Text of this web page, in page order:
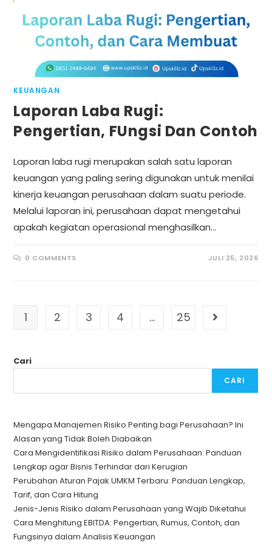
KEUANGAN
Laporan Laba Rugi:
Pengertian, FUngsi Dan Contoh
Laporan laba rugi merupakan salah satu laporan
keuangan yang paling sering digunakan untuk menilai
kinerja keuangan perusahaan dalam suatu periode.
Melalui laporan ini, perusahaan dapat mengetahui
apakah kegiatan operasional menghasilkan…
0 COMMENTS JULI 25, 2026
1 2 3 4 … 25 Go to the
Cari
CARI
Mengapa Manajemen Risiko Penting bagi Perusahaan? Ini
Alasan yang Tidak Boleh Diabaikan
Cara Mengidentifikasi Risiko dalam Perusahaan: Panduan
Lengkap agar Bisnis Terhindar dari Kerugian
Perubahan Aturan Pajak UMKM Terbaru: Panduan Lengkap,
Tarif, dan Cara Hitung
Jenis-Jenis Risiko dalam Perusahaan yang Wajib Diketahui
Cara Menghitung EBITDA: Pengertian, Rumus, Contoh, dan
Fungsinya dalam Analisis Keuangan